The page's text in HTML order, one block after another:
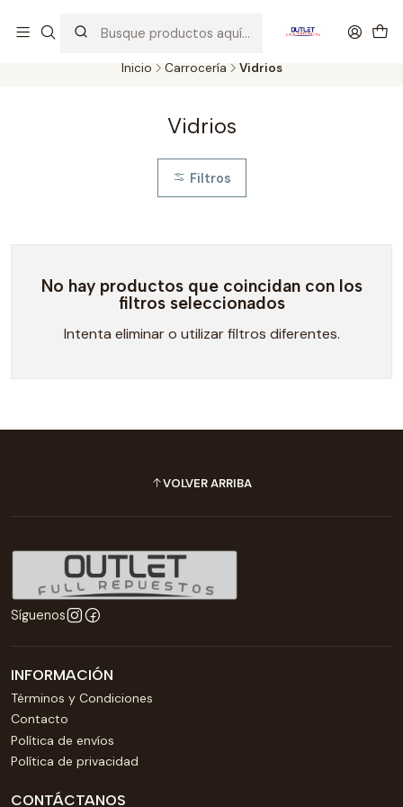
probados con altos estándares de calidad.
Inicio Carrocería Vidrios
Vidrios
Filtros
No hay productos que coincidan con los
filtros seleccionados
Intenta eliminar o utilizar filtros diferentes.
VOLVER ARRIBA
Síguenos
INFORMACIÓN
Términos y Condiciones
Contacto
Política de envíos
Política de privacidad
CONTÁCTANOS